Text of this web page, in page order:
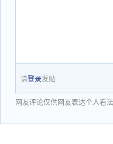
请登录发贴
网友评论仅供网友表达个人看